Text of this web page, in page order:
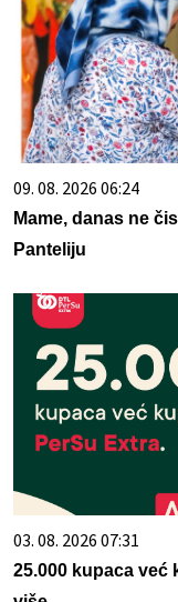
09. 08. 2026 06:24
Mame, danas ne
Panteliju
03. 08. 2026 07:31
25.000 kupaca već